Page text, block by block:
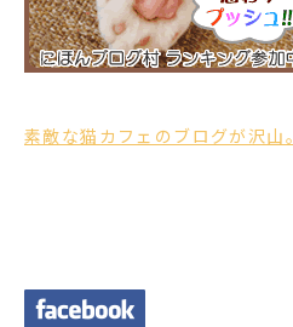
素敵な猫カフェのブログが沢山。